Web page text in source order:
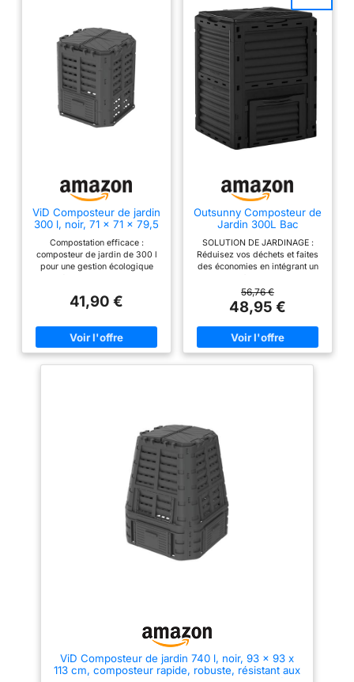
ViD Composteur de jardin
300 l, noir, 71 x 71 x 79,5
robuste, résistant aux
intempéries, composteur
thermique avec système
Compostation efficace :
composteur de jardin de 300 l
pour une gestion écologique
pour les plantes et les légumes
et d'irrigation : circulation de
l'air intégrée et irrigation goutte
à goutte assurent une humidité
offrent une grande durabilité et
une protection Montage facile et
utilisation confortable :
construction sans outil, poignée
ergonomique et grandes portes
coulissantes permettent un
remplissage et un retrait faciles
du compost Résistant aux
intempéries et utilisable toute
l'année : bac à compost
résistant pour l'extérieur, adapté
biologiques de cuisine et de
jardin, couplé à des dimensions
compactes Matériau durable :
fabriqué en plastique résistant
41,90 €
Outsunny Composteur de
Jardin 300L Bac
Aérations Noir
SOLUTION DE JARDINAGE :
Réduisez vos déchets et faites
des économies en intégrant un
Il suffit de le remplir avec vos
déchets organiques pour
ensuite améliorer la qualité de
votre terre grâce à la
transformation de ces résidus
SYSTÈME CIRCULATOIRE : Ce
efficace COUVERCLE À
CLIPSER : Protège efficacement
contre les petites bêtes
indésirables et les intempéries,
en évitant que le vent ne
disperse le contenu. Montage
facile et rapide, sans outils : il
suffit d'emboîter les pièces
pour assembler le composteur
GRANDE CAPACITÉ : Avec une
capacité de 300 litres, ce
60,5L x 60,5l x 81,5H cm ; -
Capacité : 300 L
56,76 €
48,95 €
ViD Composteur de jardin 740 l, noir, 93 x 93 x
113 cm, composteur rapide, robuste, résistant aux